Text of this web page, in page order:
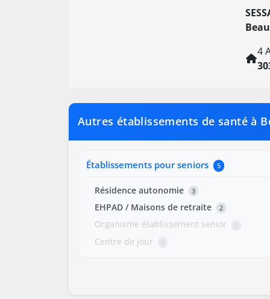
4
Autres établissements de santé à
Établissements pour seniors 5
Résidence autonomie 3
EHPAD / Maisons de retraite 2
Organisme établissement senior 0
Centre de jour 0